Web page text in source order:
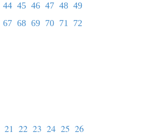
44 45 46 47 48 49
67 68 69 70 71 72
21 22 23 24 25 26